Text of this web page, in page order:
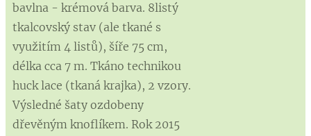
bavlna - krémová barva. 8listý
tkalcovský stav (ale tkané s
využitím 4 listů), šíře 75 cm,
délka cca 7 m. Tkáno technikou
huck lace (tkaná krajka), 2 vzory.
Výsledné šaty ozdobeny
dřevěným knoflíkem. Rok 2015